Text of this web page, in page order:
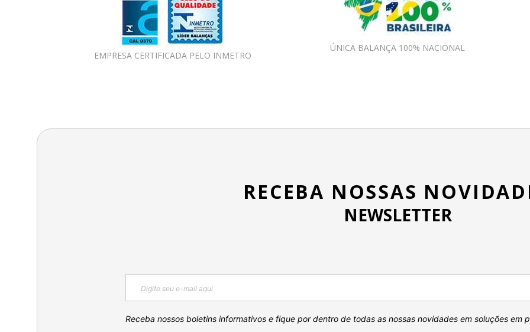
EMPRESA CERTIFICADA PELO INMETRO
ÚNICA BALANÇA 100% NACIONAL
RECEBA NOSSAS
NEWSLETTER
Receba nossos boletins informativos e fique por dentro de todas as nossas novidades em soluções em